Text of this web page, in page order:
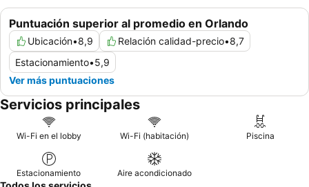
Puntuación superior al promedio en Orlando
Ubicación•8,9 Relación calidad-precio•8,7
Estacionamiento•5,9
Ver más puntuaciones
Servicios principales
Wi-Fi en el lobby Wi-Fi (habitación) Piscina
Estacionamiento Aire acondicionado